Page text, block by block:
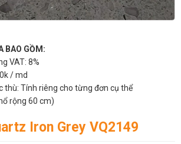
BAO GỒM:
VAT: 8%
/ md
thù: Tính riêng cho từng đơn cụ thể
rộng 60 cm)
Iron Grey VQ2149